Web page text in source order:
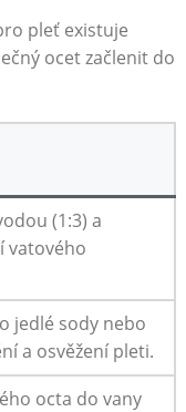
pleť existuje
ocet začlenit do
(1:3) a
vatového
jedlé sody nebo
a osvěžení pleti.
octa do vany